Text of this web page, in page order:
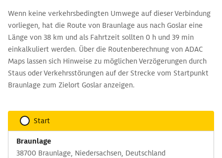
Wenn keine verkehrsbedingten Umwege auf dieser Verbindung
vorliegen, hat die Route von Braunlage aus nach Goslar eine
Länge von 38 km und als Fahrtzeit sollten 0 h und 39 min
einkalkuliert werden. Über die Routenberechnung von ADAC
Maps lassen sich Hinweise zu möglichen Verzögerungen durch
Staus oder Verkehrsstörungen auf der Strecke vom Startpunkt
Braunlage zum Zielort Goslar anzeigen.
Start
Braunlage
38700 Braunlage, Niedersachsen, Deutschland